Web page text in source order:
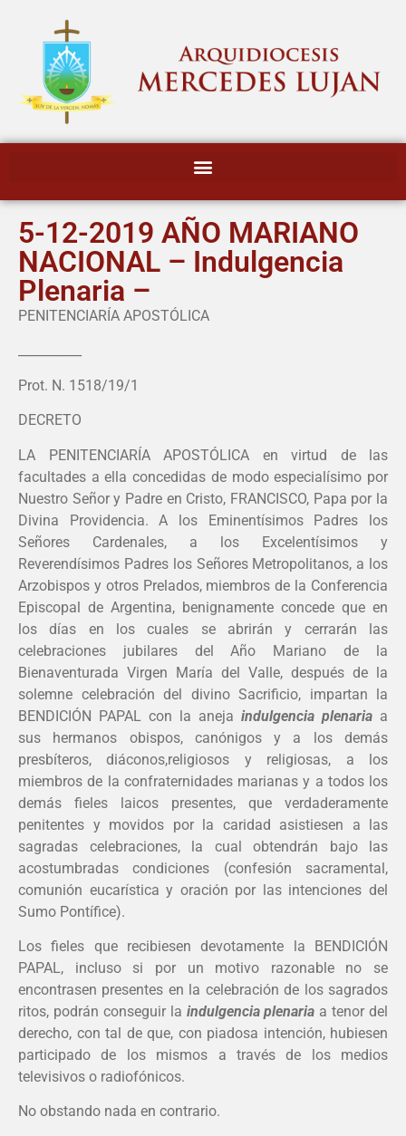
5-12-2019 AÑO MARIANO
NACIONAL – Indulgencia
Plenaria –
PENITENCIARÍA APOSTÓLICA
Prot. N. 1518/19/1
DECRETO
LA PENITENCIARÍA APOSTÓLICA en virtud de las
facultades a ella concedidas de modo especialísimo por
Nuestro Señor y Padre en Cristo, FRANCISCO, Papa por la
Divina Providencia. A los Eminentísimos Padres los
Señores Cardenales, a los Excelentísimos y
Reverendísimos Padres los Señores Metropolitanos, a los
Arzobispos y otros Prelados, miembros de la Conferencia
Episcopal de Argentina, benignamente concede que en
los días en los cuales se abrirán y cerrarán las
celebraciones jubilares del Año Mariano de la
Bienaventurada Virgen María del Valle, después de la
solemne celebración del divino Sacrificio, impartan la
BENDICIÓN PAPAL con la aneja indulgencia plenaria a
sus hermanos obispos, canónigos y a los demás
presbíteros, diáconos,religiosos y religiosas, a los
miembros de la confraternidades marianas y a todos los
demás fieles laicos presentes, que verdaderamente
penitentes y movidos por la caridad asistiesen a las
sagradas celebraciones, la cual obtendrán bajo las
acostumbradas condiciones (confesión sacramental,
comunión eucarística y oración por las intenciones del
Sumo Pontífice).
Los fieles que recibiesen devotamente la BENDICIÓN
PAPAL, incluso si por un motivo razonable no se
encontrasen presentes en la celebración de los sagrados
ritos, podrán conseguir la indulgencia plenaria a tenor del
derecho, con tal de que, con piadosa intención, hubiesen
participado de los mismos a través de los medios
televisivos o radiofónicos.
No obstando nada en contrario.